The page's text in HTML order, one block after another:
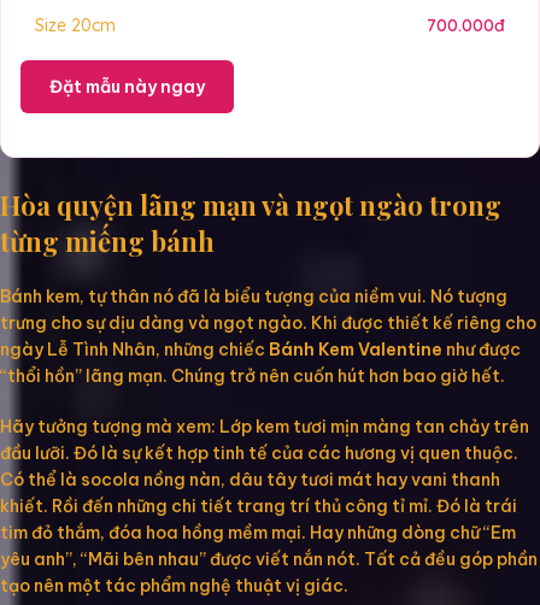
Size 20cm
700.000đ
Đặt mẫu này ngay
Hòa quyện lãng mạn và ngọt ngào trong
từng miếng bánh
Bánh kem, tự thân nó đã là biểu tượng của niềm vui. Nó tượng
trưng cho sự dịu dàng và ngọt ngào. Khi được thiết kế riêng cho
ngày Lễ Tình Nhân, những chiếc Bánh Kem Valentine như được
“thổi hồn” lãng mạn. Chúng trở nên cuốn hút hơn bao giờ hết.
Hãy tưởng tượng mà xem: Lớp kem tươi mịn màng tan chảy trên
đầu lưỡi. Đó là sự kết hợp tinh tế của các hương vị quen thuộc.
Có thể là socola nồng nàn, dâu tây tươi mát hay vani thanh
khiết. Rồi đến những chi tiết trang trí thủ công tỉ mỉ. Đó là trái
tim đỏ thắm, đóa hoa hồng mềm mại. Hay những dòng chữ “Em
yêu anh”, “Mãi bên nhau” được viết nắn nót. Tất cả đều góp phần
tạo nên một tác phẩm nghệ thuật vị giác.